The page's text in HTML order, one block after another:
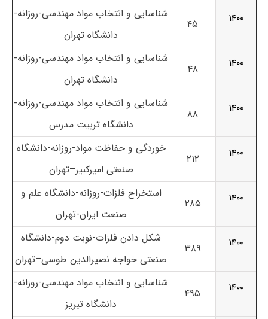
۱۴۰۰
۴۵
شناسایی و انتخاب مواد مهندسی-روزانه-
دانشگاه تهران
۱۴۰۰
۴۸
شناسایی و انتخاب مواد مهندسی-روزانه-
دانشگاه تهران
۱۴۰۰
۸۸
شناسایی و انتخاب مواد مهندسی-روزانه-
دانشگاه تربیت مدرس
۱۴۰۰
۲۱۲
خوردگی و حفاظت مواد-روزانه-دانشگاه
صنعتی امیرکبیر–تهران
۱۴۰۰
۲۸۵
استخراج فلزات-روزانه-دانشگاه علم و
صنعت ایران-تهران
۱۴۰۰
۳۸۹
شکل دادن فلزات-نوبت دوم-دانشگاه
صنعتی خواجه نصیرالدین طوسی–تهران
۱۴۰۰
۴۹۵
شناسایی و انتخاب مواد مهندسی-روزانه-
دانشگاه تبریز